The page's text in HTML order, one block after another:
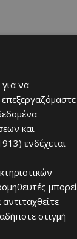
για να
και
ενδέχεται
μπορεί
στιγμή